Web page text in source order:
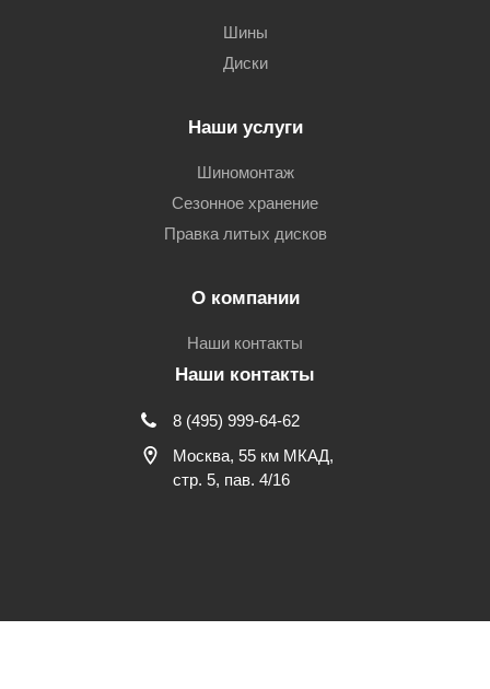
Шины
Диски
Наши услуги
Шиномонтаж
Сезонное хранение
Правка литых дисков
О компании
Наши контакты
Наши контакты
8 (495) 999-64-62
Москва, 55 км МКАД,
стр. 5, пав. 4/16